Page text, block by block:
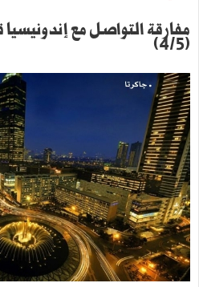
مفارقة التواصل مع
(4/5)